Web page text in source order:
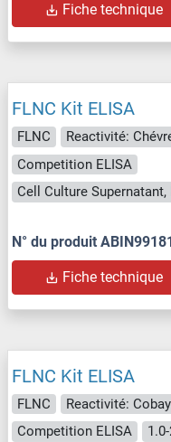
Fiche technique
FLNC Kit ELISA
FLNC Reactivité:
Competition ELISA
N° du produit
Fiche technique
FLNC Kit ELISA
FLNC Reactivité:
Competition ELISA